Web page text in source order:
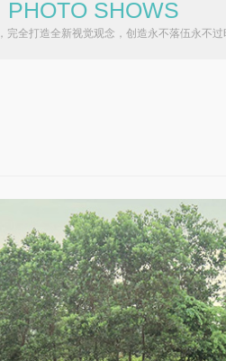
PHOTO SHOWS
，完全打造全新视觉观念，创造永不落伍永不过